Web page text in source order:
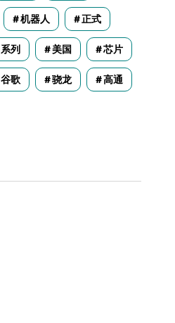
机器人 正式
系列 美国 芯片
谷歌 骁龙 高通